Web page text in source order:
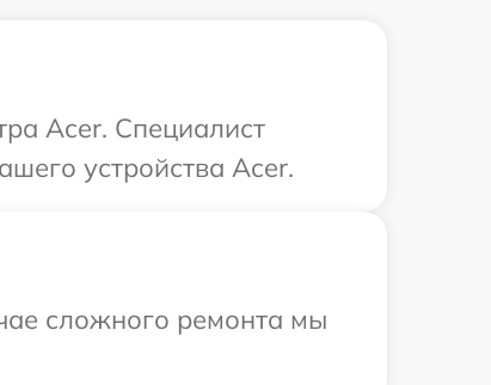
Acer. Специалист
устройства Acer.
сложного ремонта мы